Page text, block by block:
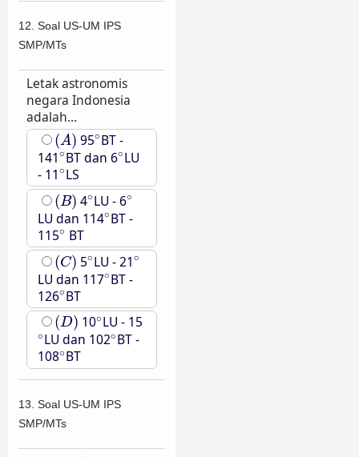
12. Soal US-UM IPS
SMP/MTs
Letak astronomis
negara Indonesia
adalah...
(A)
(A) 95∘
∘BT -
141∘
∘BT dan 6∘
∘LU
- 11∘
∘LS
(B)
(B) 4∘
∘LU - 6∘
∘
LU dan 114∘
∘BT -
115∘
∘BT
(C)
(C) 5∘
∘LU - 21∘
∘
LU dan 117∘
∘BT -
126∘
∘BT
(D)
(D) 10∘
∘LU - 15
∘
∘LU dan 102∘
∘BT -
108∘
∘BT
13. Soal US-UM IPS
SMP/MTs